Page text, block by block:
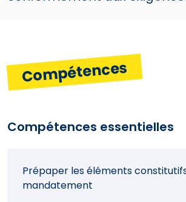
Compétences
Compétences essentielles
Prépaper les éléments
mandatement